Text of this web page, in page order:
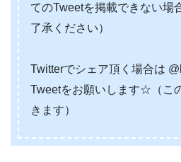
てのTweetを掲載できない場
了承ください）
Twitterでシェア頂く場合は
Tweetをお願いします☆（こ
きます）